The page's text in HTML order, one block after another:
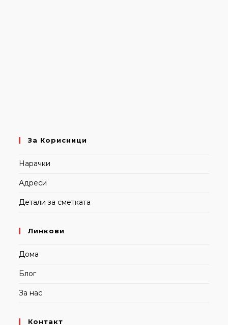
За Корисници
Нарачки
Адреси
Детали за сметката
Линкови
Дома
Блог
За нас
Контакт